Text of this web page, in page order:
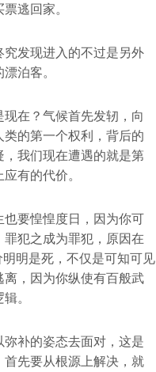
逃回家。
发现进入的不过是另外
泊客。
在？气候首先发轫，向
的第一个权利，背后的
我们现在遭遇的就是第
有的代价。
要惶惶度日，因为你可
犯之成为罪犯，原因在
明是死，不仅是可知可见
，因为你纵使有百般武
。
补的姿态去面对，这是
先要从根源上解决，就